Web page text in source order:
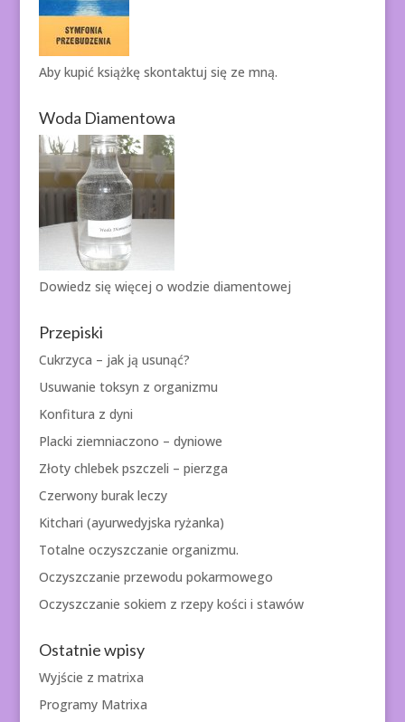
Aby kupić książkę skontaktuj się ze mną.
Woda Diamentowa
Dowiedz się więcej o wodzie diamentowej
Przepiski
Cukrzyca – jak ją usunąć?
Usuwanie toksyn z organizmu
Konfitura z dyni
Placki ziemniaczono – dyniowe
Złoty chlebek pszczeli – pierzga
Czerwony burak leczy
Kitchari (ayurwedyjska ryżanka)
Totalne oczyszczanie organizmu.
Oczyszczanie przewodu pokarmowego
Oczyszczanie sokiem z rzepy kości i stawów
Ostatnie wpisy
Wyjście z matrixa
Programy Matrixa